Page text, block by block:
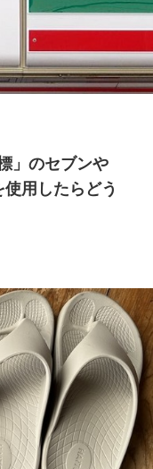
」のセブンや
用したらどう